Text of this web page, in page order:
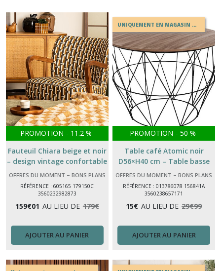
PROMOTION - 11.2 %
Fauteuil Chiara beige et noir
– design vintage confortable
| Atmosphera crapaud
OFFRES DU MOMENT – BONS PLANS
IRISIA MAISON
RÉFÉRENCE : 605165 179150C
3560232982873
159€01 AU LIEU DE 179€
AJOUTER AU PANIER
UNIQUEMENT EN MAGASIN OU EN DRIVE
PROMOTION - 50 %
Table café Atomic noir
D56×H40 cm – Table basse
ronde moderne
OFFRES DU MOMENT – BONS PLANS
IRISIA MAISON
RÉFÉRENCE : 013786078 156841A
3560238657171
15€ AU LIEU DE 29€99
AJOUTER AU PANIER